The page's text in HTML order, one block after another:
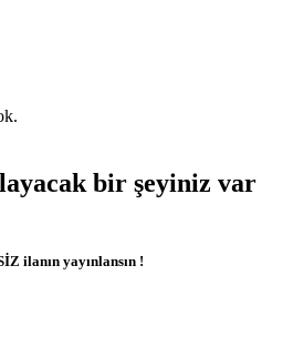
bir şeyiniz var
ilanın yayınlansın !